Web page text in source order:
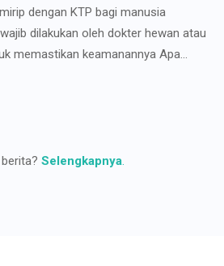
dengan KTP bagi manusia
dilakukan oleh dokter hewan atau
memastikan keamanannya Apa...
Selengkapnya